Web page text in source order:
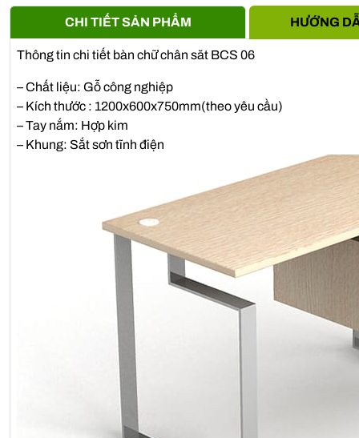
CHI TIẾT SẢN PHẨM HƯỚNG
Thông tin chi tiết bàn chữ chân săt BCS 06
– Chất liệu: Gỗ công nghiệp
– Kích thước : 1200x600x750mm(theo yêu cầu)
– Tay nắm: Hợp kim
– Khung: Sắt sơn tĩnh điện